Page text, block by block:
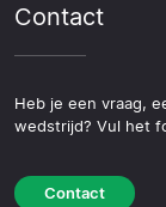
Contact
Heb je een vraag,
wedstrijd? Vul het
Contact